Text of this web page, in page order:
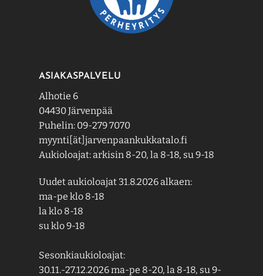
ASIAKASPALVELU
Alhotie 6
04430 Järvenpää
Puhelin: 09-279 7070
myynti[ät]jarvenpaankukkatalo.fi
Aukioloajat: arkisin 8-20, la 8-18, su 9-18
Uudet aukioloajat 31.8.2026 alkaen:
ma-pe klo 8-18
la klo 8-18
su klo 9-18
Sesonkiaukioloajat:
30.11.-27.12.2026 ma-pe 8-20, la 8-18, su 9-